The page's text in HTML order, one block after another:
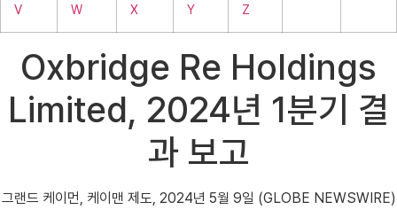
V W X Y Z
Oxbridge Re Holdings
Limited, 2024년 1분기 결
과 보고
그랜드 케이먼, 케이맨 제도, 2024년 5월 9일 (GLOBE NEWSWIRE)